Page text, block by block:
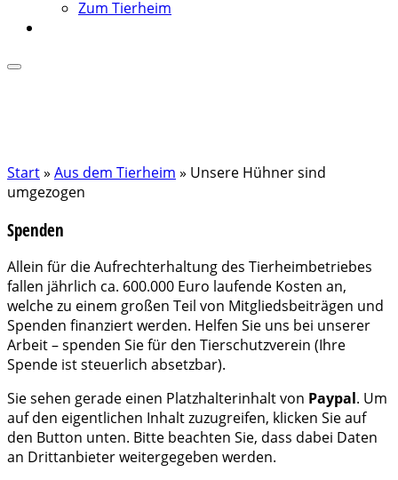
Zum Tierheim
Start» Aus dem Tierheim » Unsere Hühner sind
umgezogen
Spenden
Allein für die Aufrechterhaltung des Tierheimbetriebes
fallen jährlich ca. 600.000 Euro laufende Kosten an,
welche zu einem großen Teil von Mitgliedsbeiträgen und
Spenden finanziert werden. Helfen Sie uns bei unserer
Arbeit – spenden Sie für den Tierschutzverein (Ihre
Spende ist steuerlich absetzbar).
Sie sehen gerade einen Platzhalterinhalt von Paypal. Um
auf den eigentlichen Inhalt zuzugreifen, klicken Sie auf
den Button unten. Bitte beachten Sie, dass dabei Daten
an Drittanbieter weitergegeben werden.